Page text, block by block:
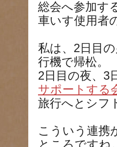
総会へ参加す
車いす使用者
私は、2日目
行機で帰松。
2日目の夜、3
サポートする
旅行へとシフ
こういう連携